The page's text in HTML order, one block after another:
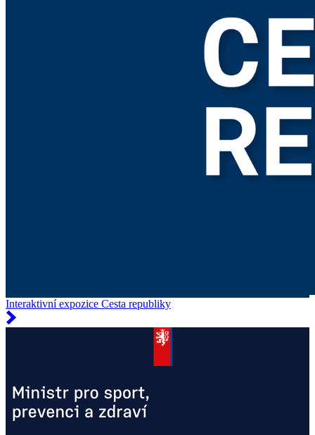
Interaktivní expozice Cesta republiky